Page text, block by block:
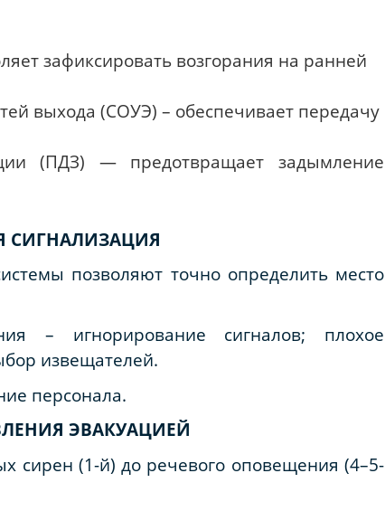
зафиксировать возгорания на ранней
выхода (СОУЭ) – обеспечивает передачу
(ПДЗ) — предотвращает задымление
СИГНАЛИЗАЦИЯ
позволяют точно определить место
– игнорирование сигналов; плохое
извещателей.
персонала.
ЭВАКУАЦИЕЙ
сирен (1-й) до речевого оповещения (4–5-